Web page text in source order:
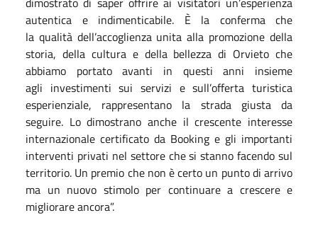
autentica e indimenticabile. È la conferma che
la qualità dell’accoglienza unita alla promozione della
storia, della cultura e della bellezza di Orvieto che
abbiamo portato avanti in questi anni insieme
agli investimenti sui servizi e sull’offerta turistica
esperienziale, rappresentano la strada giusta da
seguire. Lo dimostrano anche il crescente interesse
internazionale certificato da Booking e gli importanti
interventi privati nel settore che si stanno facendo sul
territorio. Un premio che non è certo un punto di arrivo
ma un nuovo stimolo per continuare a crescere e
migliorare ancora”.